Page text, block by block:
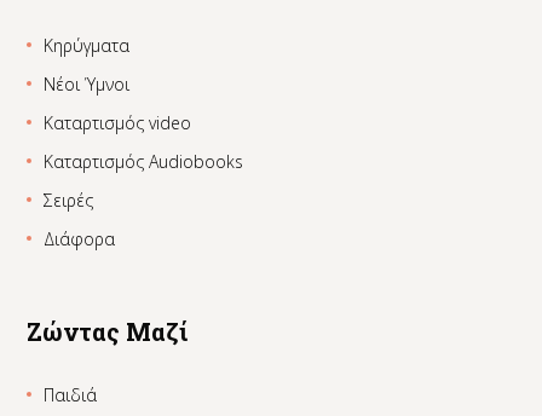
Κηρύγματα
Νέοι Ύμνοι
Καταρτισμός video
Καταρτισμός Audiobooks
Σειρές
Διάφορα
Ζώντας Μαζί
Παιδιά